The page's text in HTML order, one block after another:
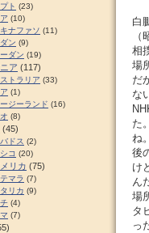
白
相
場
だ
な
た
ね
後
け
ん
場
タ
っ
ト (23)
(10)
ナファソ (11)
ン (9)
ダン (19)
ア (117)
トラリア (33)
(1)
ジーランド (16)
(8)
(45)
ドス (2)
コ (20)
リカ (75)
マラ (7)
リカ (9)
(4)
(7)